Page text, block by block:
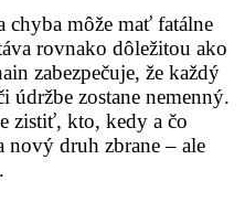
chyba môže mať fatálne
rovnako dôležitou ako
zabezpečuje, že každý
údržbe zostane nemenný.
zistiť, kto, kedy a čo
nový druh zbrane – ale